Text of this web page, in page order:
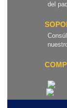
del